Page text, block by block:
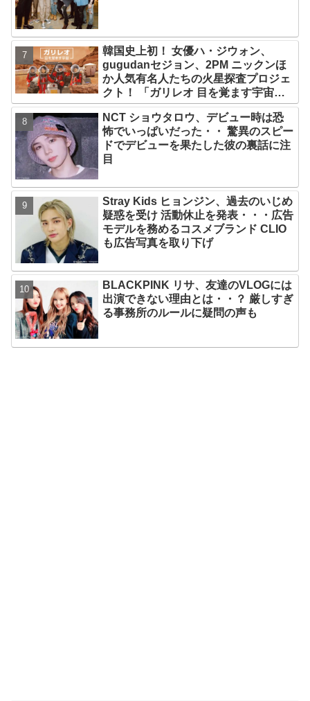
韓国史上初！ 女優ハ・ジウォン、
gugudanセジョン、2PM ニックンほ
か人気有名人たちの火星探査プロジェ
クト！ 「ガリレオ 目を覚ます宇宙」
10月10日（水）日本初放送決定
NCT ショウタロウ、デビュー時は恐
怖でいっぱいだった・・ 驚異のスピー
ドでデビューを果たした彼の裏話に注
目
Stray Kids ヒョンジン、過去のいじめ
疑惑を受け 活動休止を発表・・・広告
モデルを務めるコスメブランド CLIO
も広告写真を取り下げ
BLACKPINK リサ、友達のVLOGには
出演できない理由とは・・？ 厳しすぎ
る事務所のルールに疑問の声も